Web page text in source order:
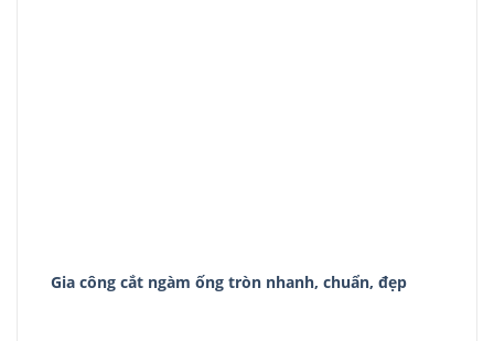
Gia công cắt ngàm ống tròn nhanh, chuẩn, đẹp